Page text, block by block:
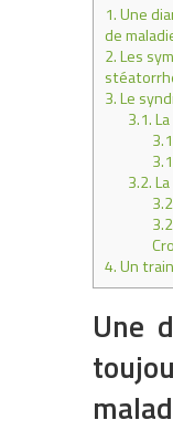
1.Une
de
2.Les
3.Le
3.1.
3.2.
4.Un
Une